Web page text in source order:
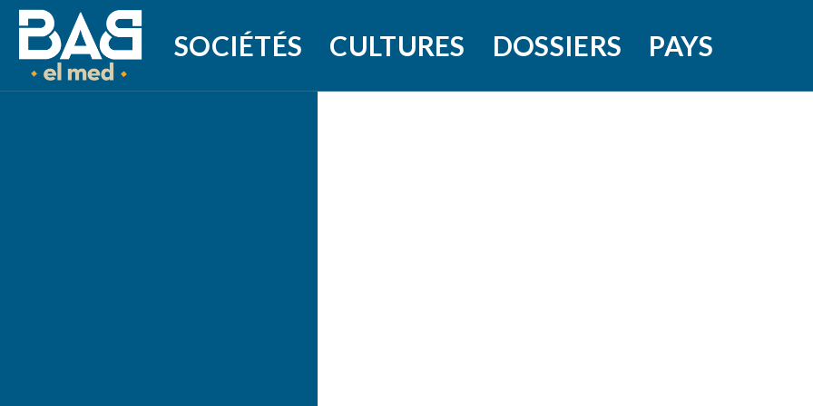
SOCIÉTÉS CULTURES DOSSIERS PAYS